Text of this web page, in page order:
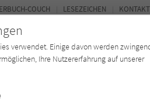
COUCH LESEZEICHEN KONTAKT
verwendet. Einige davon werden
Ihre Nutzererfahrung auf unserer